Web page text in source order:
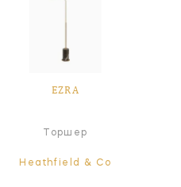
EZRA
Торшер
Heathfield & Co